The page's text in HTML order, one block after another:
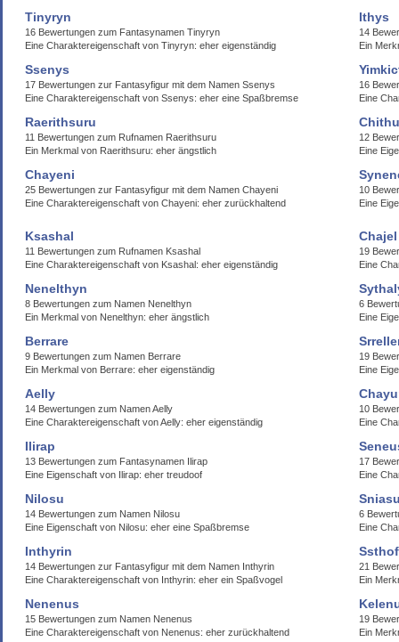
Tinyryn
16 Bewertungen zum Fantasynamen Tinyryn
Eine Charaktereigenschaft von Tinyryn: eher eigenständig
Ithys
14
Ein
Ssenys
17 Bewertungen zur Fantasyfigur mit dem Namen Ssenys
Eine Charaktereigenschaft von Ssenys: eher eine Spaßbremse
16
Eine
Raerithsuru
11 Bewertungen zum Rufnamen Raerithsuru
Ein Merkmal von Raerithsuru: eher ängstlich
12
Eine
Chayeni
25 Bewertungen zur Fantasyfigur mit dem Namen Chayeni
Eine Charaktereigenschaft von Chayeni: eher zurückhaltend
10
Eine
Ksashal
11 Bewertungen zum Rufnamen Ksashal
Eine Charaktereigenschaft von Ksashal: eher eigenständig
Chajel
19
Eine
Nenelthyn
8 Bewertungen zum Namen Nenelthyn
Ein Merkmal von Nenelthyn: eher ängstlich
6
Eine
Berrare
9 Bewertungen zum Namen Berrare
Ein Merkmal von Berrare: eher eigenständig
19
Eine
Aelly
14 Bewertungen zum Namen Aelly
Eine Charaktereigenschaft von Aelly: eher eigenständig
10
Eine
Ilirap
13 Bewertungen zum Fantasynamen Ilirap
Eine Eigenschaft von Ilirap: eher treudoof
17
Eine
Nilosu
14 Bewertungen zum Namen Nilosu
Eine Eigenschaft von Nilosu: eher eine Spaßbremse
6
Eine
Inthyrin
14 Bewertungen zur Fantasyfigur mit dem Namen Inthyrin
Eine Charaktereigenschaft von Inthyrin: eher ein Spaßvogel
21
Ein
Nenenus
15 Bewertungen zum Namen Nenenus
Eine Charaktereigenschaft von Nenenus: eher zurückhaltend
19
Ein